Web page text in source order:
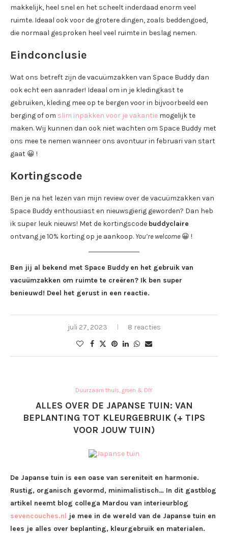
makkelijk, heel snel en het scheelt inderdaad enorm veel
ruimte. Ideaal ook voor de grotere dingen, zoals beddengoed,
die normaal gesproken heel veel ruimte in beslag nemen.
Eindconclusie
Wat ons betreft zijn de vacuümzakken van Space Buddy dan
ook echt een aanrader! Ideaal om in je kledingkast te
gebruiken, kleding mee op te bergen voor in bijvoorbeeld een
berging of om slim inpakken voor je vakantie mogelijk te
maken. Wij kunnen dan ook niet wachten om Space Buddy met
ons mee te nemen wanneer ons avontuur in februari van start
gaat 😀 !
Kortingscode
Ben je na het lezen van mijn review over de vacuümzakken van
Space Buddy enthousiast en nieuwsgierig geworden? Dan heb
ik super leuk nieuws! Met de kortingscode buddyclaire
ontvang je 10% korting op je aankoop. You’re welcome😀 !
Ben jij al bekend met Space Buddy en het gebruik van
vacuümzakken om ruimte te creëren? Ik ben super
benieuwd! Deel het gerust in een reactie.
juli 27, 2023 8 reacties
Duurzaam thuis, groen & DIY
ALLES OVER DE JAPANSE TUIN: VAN
BEPLANTING TOT KLEURGEBRUIK (+ TIPS
VOOR JOUW TUIN)
De Japanse tuin is een oase van sereniteit en harmonie.
Rustig, organisch gevormd, minimalistisch… In dit gastblog
artikel neemt blog collega Mardou van interieurblog
sevencouches.nl je mee in de wereld van de Japanse tuin en
lees je alles over beplanting, kleurgebruik en materialen.